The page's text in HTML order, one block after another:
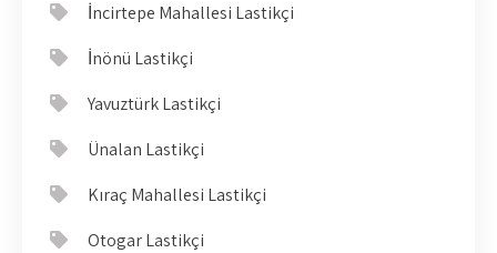
İncirtepe Mahallesi Lastikçi
İnönü Lastikçi
Yavuztürk Lastikçi
Ünalan Lastikçi
Kıraç Mahallesi Lastikçi
Otogar Lastikçi